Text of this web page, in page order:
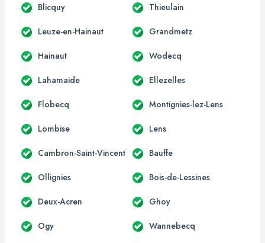
Blicquy Thieulain
Leuze-en-Hainaut Grandmetz
Hainaut Wodecq
Lahamaide Ellezelles
Flobecq Montignies-lez-Lens
Lombise Lens
Cambron-Saint-Vincent Bauffe
Ollignies Bois-de-Lessines
Deux-Acren Ghoy
Ogy Wannebecq